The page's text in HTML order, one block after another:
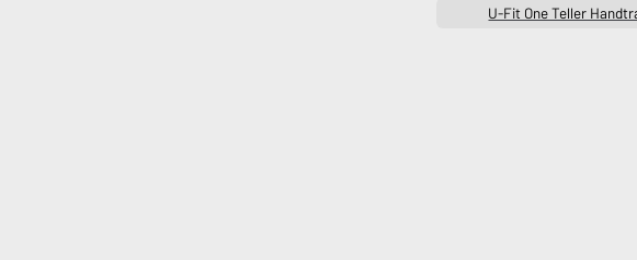
U-Fit One Teller